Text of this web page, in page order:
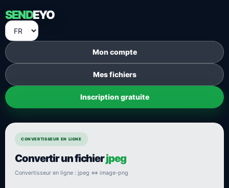
SENDEYO
Mon compte
Mes fichiers
Inscription gratuite
CONVERTISSEUR EN LIGNE
Convertir un fichierjpeg
Convertisseur en ligne : jpeg ⇔ image-png